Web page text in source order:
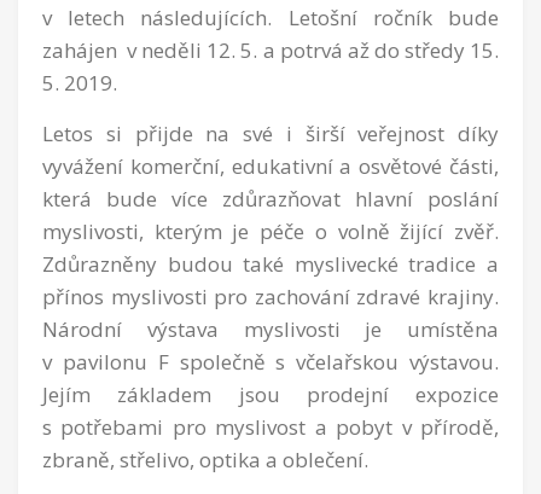
v letech následujících. Letošní ročník bude
zahájen v neděli 12. 5. a potrvá až do středy 15.
5. 2019.
Letos si přijde na své i širší veřejnost díky
vyvážení komerční, edukativní a osvětové části,
která bude více zdůrazňovat hlavní poslání
myslivosti, kterým je péče o volně žijící zvěř.
Zdůrazněny budou také myslivecké tradice a
přínos myslivosti pro zachování zdravé krajiny.
Národní výstava myslivosti je umístěna
v pavilonu F společně s včelařskou výstavou.
Jejím základem jsou prodejní expozice
s potřebami pro myslivost a pobyt v přírodě,
zbraně, střelivo, optika a oblečení.